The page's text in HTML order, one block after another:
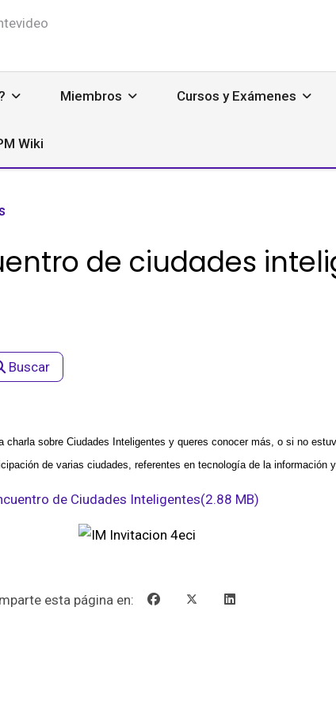
Miembros Cursos y Exámenes
Wiki
de ciudades
Buscar
charla sobre Ciudades Inteligentes y queres conocer más, o si no
de varias ciudades, referentes en tecnología de la información
de Ciudades Inteligentes(2.88 MB)
esta página en: